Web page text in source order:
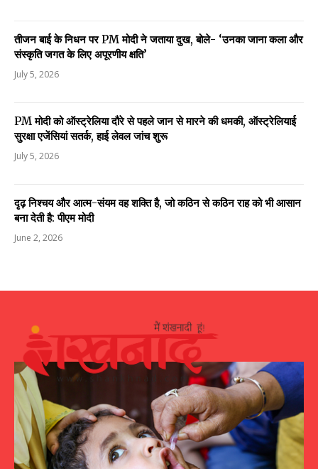
तीजन बाई के निधन पर PM मोदी ने जताया दुख, बोले- ‘उनका जाना कला और
संस्कृति जगत के लिए अपूरणीय क्षति’
July 5, 2026
PM मोदी को ऑस्ट्रेलिया दौरे से पहले जान से मारने की धमकी, ऑस्ट्रेलियाई
सुरक्षा एजेंसियां सतर्क, हाई लेवल जांच शुरू
July 5, 2026
दृढ़ निश्चय और आत्म-संयम वह शक्ति है, जो कठिन से कठिन राह को भी आसान
बना देती है: पीएम मोदी
June 2, 2026